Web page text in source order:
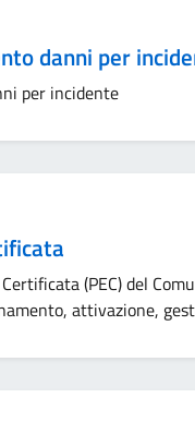
danni per
per incidente
(PEC) del
attivazione,